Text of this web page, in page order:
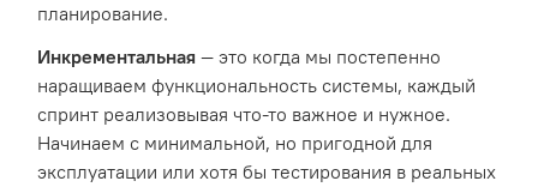
планирование.
Инкрементальная — это когда мы постепенно
наращиваем функциональность системы, каждый
спринт реализовывая что-то важное и нужное.
Начинаем с минимальной, но пригодной для
эксплуатации или хотя бы тестирования в реальных